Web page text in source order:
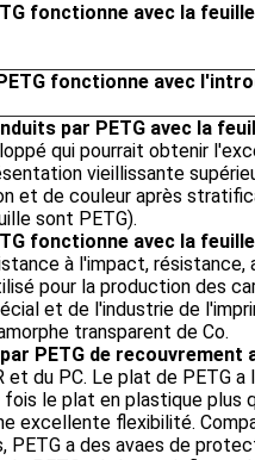
fonctionne avec la
fonctionne avec l'
par PETG avec la
qui pourrait obtenir
vieillissante
et de couleur après
sont PETG).
fonctionne avec la
à l'impact,
pour la production des
et de l'industrie de
transparent de Co.
PETG de recouvrement
du PC. Le plat de PETG
le plat en plastique plus
excellente flexibilité.
PETG a des avaes de